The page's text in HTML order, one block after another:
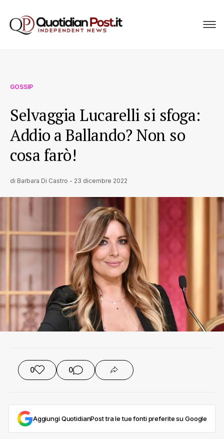
GOSSIP
Selvaggia Lucarelli si sfoga:
Addio a Ballando? Non so
cosa farò!
di Barbara Di Castro - 23 dicembre 2022
0 0
Aggiungi QuotidianPost tra le tue fonti preferite su Google